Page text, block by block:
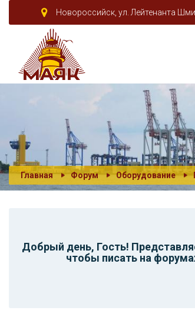
Новороссийск, ул. Лейтенанта
Главная Форум Оборудование
Добрый день, Гость!
чтобы писать на